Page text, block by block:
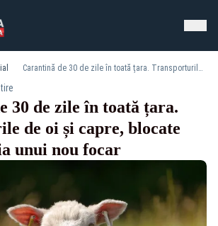
Carantină de 30 de zile în toată țara. Transporturile de oi și capre, blocate după apariția unui nou focar
30 de zile în toată țara.
de oi și capre, blocate
unui nou focar